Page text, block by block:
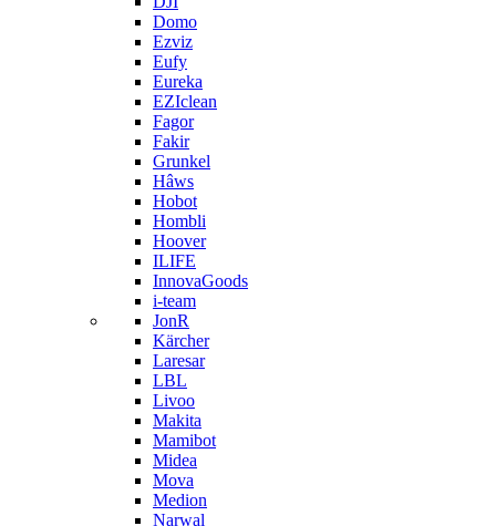
Domo
Ezviz
Eufy
Eureka
EZIclean
Fagor
Fakir
Grunkel
Hâws
Hobot
Hombli
Hoover
ILIFE
InnovaGoods
i-team
JonR
Kärcher
Laresar
LBL
Livoo
Makita
Mamibot
Midea
Mova
Medion
Narwal